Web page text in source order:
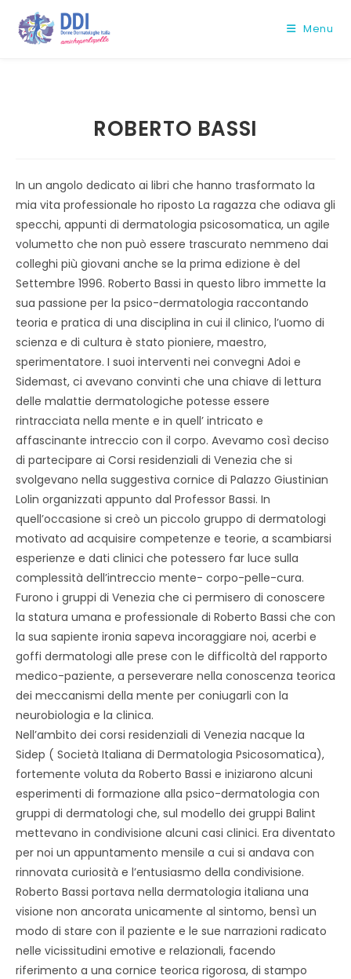
contenuto
Menu
ROBERTO BASSI
In un angolo dedicato ai libri che hanno trasformato la
mia vita professionale ho riposto La ragazza che odiava gli
specchi, appunti di dermatologia psicosomatica, un agile
volumetto che non può essere trascurato nemmeno dai
colleghi più giovani anche se la prima edizione è del
Settembre 1996. Roberto Bassi in questo libro immette la
sua passione per la psico-dermatologia raccontando
teoria e pratica di una disciplina in cui il clinico, l’uomo di
scienza e di cultura è stato pioniere, maestro,
sperimentatore. I suoi interventi nei convegni Adoi e
Sidemast, ci avevano convinti che una chiave di lettura
delle malattie dermatologiche potesse essere
rintracciata nella mente e in quell’ intricato e
affascinante intreccio con il corpo. Avevamo così deciso
di partecipare ai Corsi residenziali di Venezia che si
svolgevano nella suggestiva cornice di Palazzo Giustinian
Lolin organizzati appunto dal Professor Bassi. In
quell’occasione si creò un piccolo gruppo di dermatologi
motivato ad acquisire competenze e teorie, a scambiarsi
esperienze e dati clinici che potessero far luce sulla
complessità dell’intreccio mente- corpo-pelle-cura.
Furono i gruppi di Venezia che ci permisero di conoscere
la statura umana e professionale di Roberto Bassi che con
la sua sapiente ironia sapeva incoraggiare noi, acerbi e
goffi dermatologi alle prese con le difficoltà del rapporto
medico-paziente, a perseverare nella conoscenza teorica
dei meccanismi della mente per coniugarli con la
neurobiologia e la clinica.
Nell’ambito dei corsi residenziali di Venezia nacque la
Sidep ( Società Italiana di Dermatologia Psicosomatica),
fortemente voluta da Roberto Bassi e iniziarono alcuni
esperimenti di formazione alla psico-dermatologia con
gruppi di dermatologi che, sul modello dei gruppi Balint
mettevano in condivisione alcuni casi clinici. Era diventato
per noi un appuntamento mensile a cui si andava con
rinnovata curiosità e l’entusiasmo della condivisione.
Roberto Bassi portava nella dermatologia italiana una
visione non ancorata unicamente al sintomo, bensì un
modo di stare con il paziente e le sue narrazioni radicato
nelle vicissitudini emotive e relazionali, facendo
riferimento a una cornice teorica rigorosa, di stampo